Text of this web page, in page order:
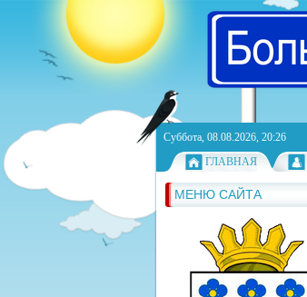
Суббота, 08.08.2026, 20:26
ГЛАВНАЯ
МЕНЮ САЙТА